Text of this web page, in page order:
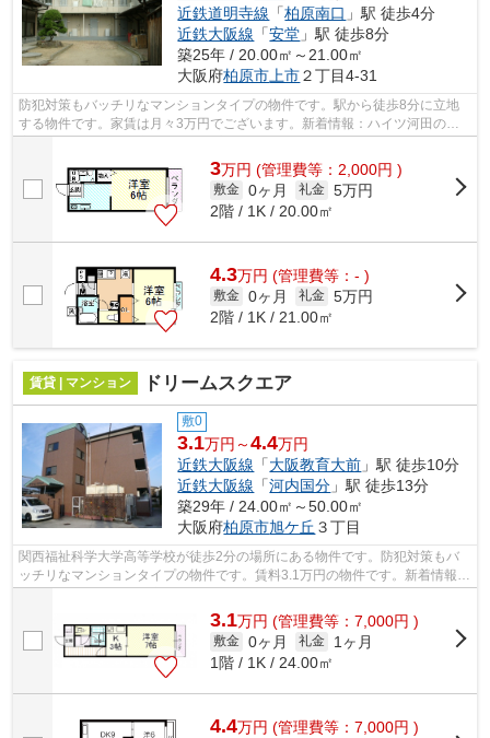
近鉄道明寺線 「柏原南口 」駅 徒歩4分
近鉄大阪線 「安堂 」駅 徒歩8分
築25年 / 20.00㎡～21.00㎡
大阪府柏原市上市２丁目4-31
防犯対策もバッチリなマンションタイプの物件です。駅から徒歩8分に立地
する物件です。家賃は月々3万円でございます。新着情報：ハイツ河田の空
3万円 (管理費等：2,000円 )
敷金 0ヶ月 礼金 5万円
2階 / 1K / 20.00㎡
4.3万円 (管理費等：- )
敷金 0ヶ月 礼金 5万円
2階 / 1K / 21.00㎡
賃貸 | マンション ドリームスクエア
敷0
3.1万円～4.4万円
近鉄大阪線 「大阪教育大前 」駅 徒歩10分
近鉄大阪線 「河内国分 」駅 徒歩13分
築29年 / 24.00㎡～50.00㎡
大阪府柏原市旭ケ丘 ３丁目
関西福祉科学大学高等学校が徒歩2分の場所にある物件です。防犯対策もバ
ッチリなマンションタイプの物件です。賃料3.1万円の物件です。新着情報：
3.1万円 (管理費等：7,000円 )
敷金 0ヶ月 礼金
1ヶ月
1階 / 1K / 24.00㎡
4.4万円 (管理費等：7,000円 )